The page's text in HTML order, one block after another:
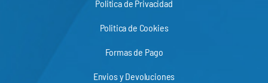
Politica de Privacidad
Politica de Cookies
Formas de Pago
Envios y Devoluciones